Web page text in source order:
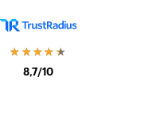
★★★★★
8,7/10